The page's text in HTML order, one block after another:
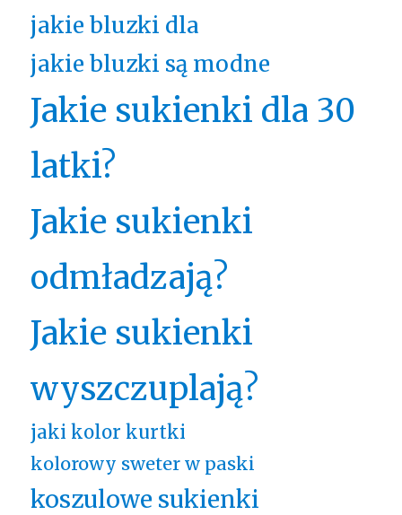
jakie bluzki dla
jakie bluzki są modne
Jakie sukienki dla 30
latki?
Jakie sukienki
odmładzają?
Jakie sukienki
wyszczuplają?
jaki kolor kurtki
kolorowy sweter w paski
koszulowe sukienki